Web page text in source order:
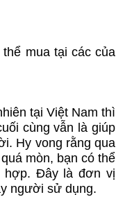
mua tại các của
tại Việt Nam thì
cùng vẫn là giúp
Hy vong rằng qua
mòn, bạn có thể
hợp. Đây là đơn vị
người sử dụng.